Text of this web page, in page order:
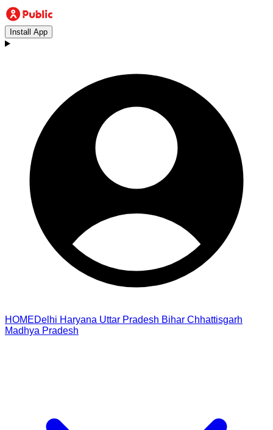
Install App
HOMEDelhi Haryana Uttar Pradesh Bihar Chhattisgarh
Madhya Pradesh